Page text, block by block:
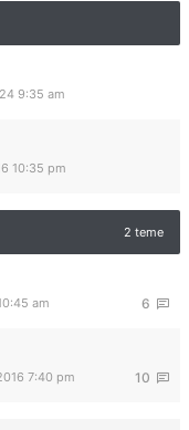
9:35 am
10:35 pm
2 teme
6
am
10
7:40 pm